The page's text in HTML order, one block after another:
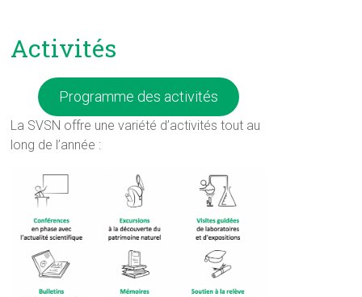
Activités
Programme des activités
La SVSN offre une variété d’activités tout au
long de l’année :